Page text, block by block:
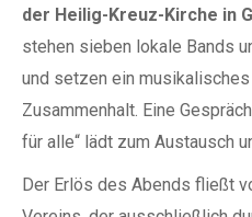
der Heilig-Kreuz-Kirche in
stehen sieben lokale Bands
und setzen ein
Zusammenhalt. Eine
für alle“ lädt zum Austausch
Der Erlös des Abends fließt